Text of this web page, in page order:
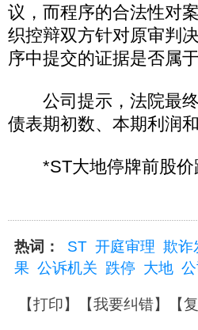
议，而程序的合法性对
织控辩双方针对原审判
序中提交的证据是否属
公司提示，法院最终
债表期初数、本期利润
*ST大地停牌前股价
热词： ST 开庭审理 欺诈
果 公诉机关 跌停 大地
【打印】【我要纠错】【